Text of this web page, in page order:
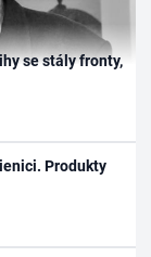
se stály fronty,
Produkty